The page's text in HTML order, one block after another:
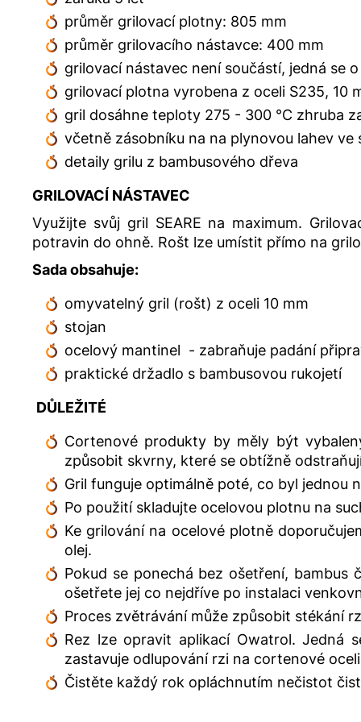
průměr grilovací plotny: 805 mm
průměr grilovacího nástavce: 400 mm
grilovací nástavec není součástí, jedná se
grilovací plotna vyrobena z oceli S235, 10
gril dosáhne teploty 275 - 300 °C zhruba
včetně zásobníku na na plynovou lahev ve
detaily grilu z bambusového dřeva
GRILOVACÍ NÁSTAVEC
Využijte svůj gril SEARE na maximum.
potravin do ohně. Rošt lze umístit přímo na
Sada obsahuje:
omyvatelný gril (rošt) z oceli 10 mm
stojan
ocelový mantinel - zabraňuje padání
praktické držadlo s bambusovou rukojetí
DŮLEŽITÉ
Cortenové produkty by měly být
způsobit skvrny, které se obtížně
Gril funguje optimálně poté, co byl jednou
Po použití skladujte ocelovou plotnu na
Ke grilování na ocelové plotně
olej.
Pokud se ponechá bez ošetření, bambus
ošetřete jej co nejdříve po instalaci
Proces zvětrávání může způsobit stékání
Rez lze opravit aplikací Owatrol. Jedná
zastavuje odlupování rzi na cortenové
Čistěte každý rok opláchnutím nečistot